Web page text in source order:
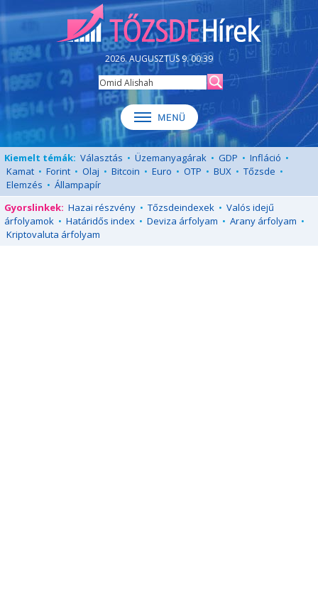
2026. AUGUSZTUS 9. 00:39
Kiemelt témák: Választás • Üzemanyagárak • GDP • Infláció •
Kamat • Forint • Olaj • Bitcoin • Euro • OTP • BUX • Tőzsde •
Elemzés • Állampapír
Gyorslinkek: Hazai részvény • Tőzsdeindexek • Valós idejű
árfolyamok • Határidős index • Deviza árfolyam • Arany árfolyam •
Kriptovaluta árfolyam